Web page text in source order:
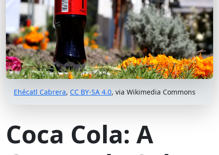
Ehécatl Cabrera, CC BY-SA 4.0, via Wikimedia Commons
Coca Cola: A